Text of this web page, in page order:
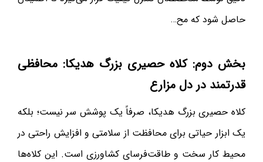
حاصل شود که مح…
بخش دوم: کلاه حصیری بزرگ هدیکا: محافظی
قدرتمند در دل مزارع
کلاه حصیری بزرگ هدیکا، صرفاً یک پوشش سر نیست؛ بلکه
یک ابزار حیاتی برای محافظت از سلامتی و افزایش راحتی در
محیط کار سخت و طاقت‌فرسای کشاورزی است. این کلاه‌ها